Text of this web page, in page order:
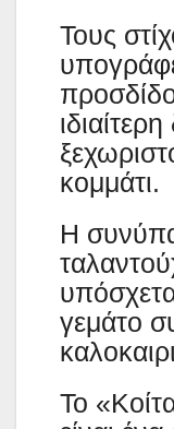
Τους
κομμάτι.
Η
γεμάτο
Το